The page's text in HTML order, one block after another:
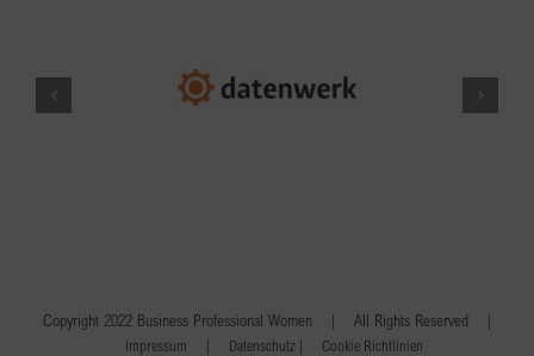
Copyright 2022 Business Professional Women | All Rights Reserved |
Impressum | Datenschutz | Cookie Richtlinien